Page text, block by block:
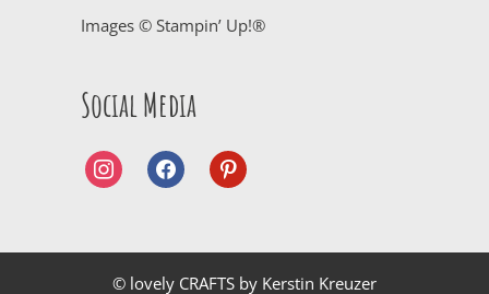
Images © Stampin’ Up!®
Social Media
instagramfacebookpinterest
© lovely CRAFTS by Kerstin Kreuzer